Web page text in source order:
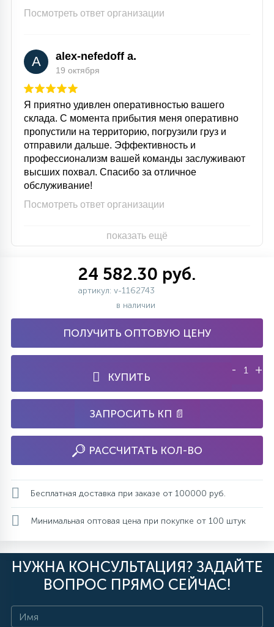
Посмотреть ответ организации
A alex-nefedoff a.
19 октября
Я приятно удивлен оперативностью вашего
склада. С момента прибытия меня оперативно
пропустили на территорию, погрузили груз и
отправили дальше. Эффективность и
профессионализм вашей команды заслуживают
высших похвал. Спасибо за отличное
обслуживание!
Посмотреть ответ организации
показать ещё
24 582.30 руб.
артикул: v-1162743
в наличии
ПОЛУЧИТЬ ОПТОВУЮ ЦЕНУ
КУПИТЬ
- +
ЗАПРОСИТЬ КП 📄
РАССЧИТАТЬ КОЛ-ВО
Бесплатная доставка при заказе от 100000 руб.
Минимальная оптовая цена при покупке от 100 штук
НУЖНА КОНСУЛЬТАЦИЯ? ЗАДАЙТЕ
ВОПРОС ПРЯМО СЕЙЧАС!